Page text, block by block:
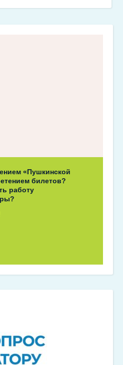
«Пушкинской
билетов?
работу